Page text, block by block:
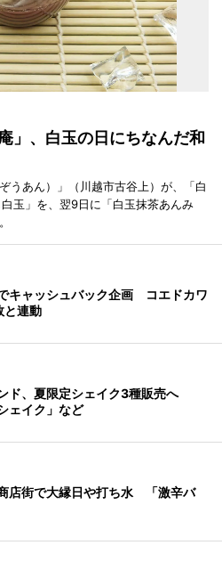
」、白玉の日にちなんだ和
うあん）」（川越市古谷上）が、「白
玉」を、翌9日に「白玉抹茶あんみ
キャッシュバック企画 コエドカワ
と連動
ド、夏限定シェイク3種販売へ
ェイク」など
店街で大縁日や打ち水 「激辛バ